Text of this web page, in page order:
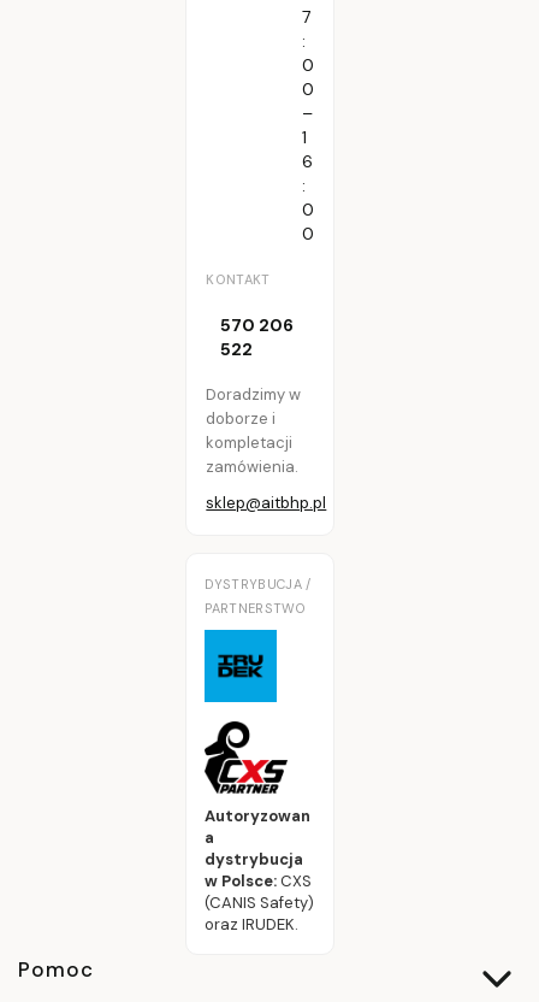
7
:
0
0
–
1
6
:
0
0
KONTAKT
570 206
522
Doradzimy w
doborze i
kompletacji
zamówienia.
sklep@aitbhp.pl
DYSTRYBUCJA /
PARTNERSTWO
Autoryzowan
a
dystrybucja
w Polsce:CXS
(CANIS Safety)
oraz IRUDEK.
Linki w stopce
Pomoc